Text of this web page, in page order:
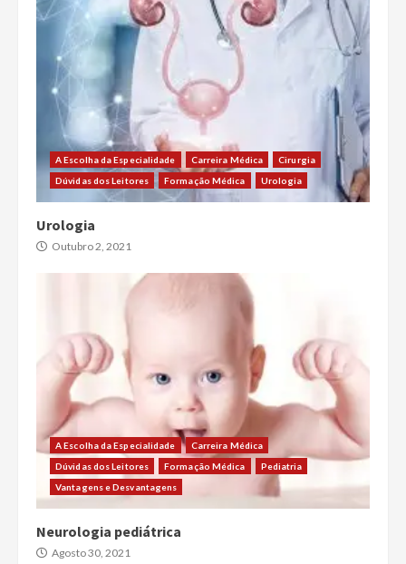
A Escolha da Especialidade Carreira Médica
Cirurgia
Dúvidas dos Leitores
Formação Médica Urologia
Urologia
Outubro 2, 2021
A Escolha da Especialidade
Carreira Médica
Dúvidas dos Leitores
Formação Médica
Pediatria
Vantagens e Desvantagens
Neurologia pediátrica
Agosto 30, 2021